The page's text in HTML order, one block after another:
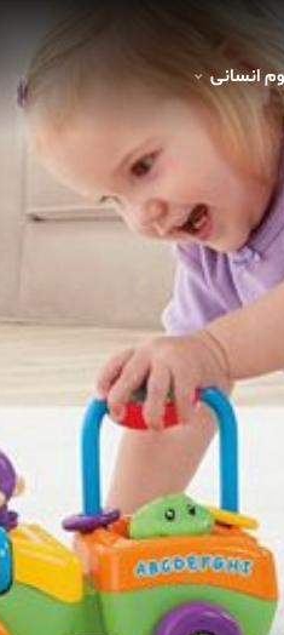
انسانی